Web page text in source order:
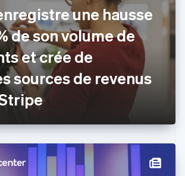
une hausse
de son volume de
et crée de
sources de revenus
unis